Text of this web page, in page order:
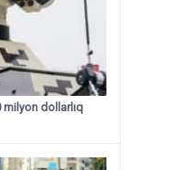
milyon dollarlıq